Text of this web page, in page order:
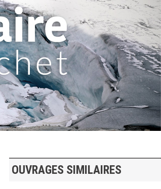
OUVRAGES SIMILAIRES